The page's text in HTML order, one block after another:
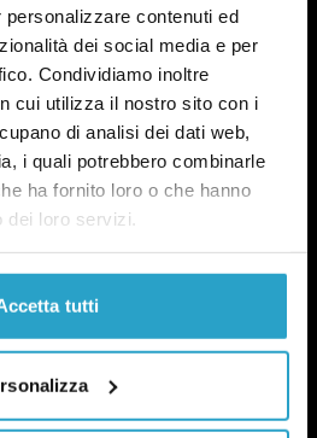
contenuti ed
dei social media e per
Condividiamo inoltre
cui utilizza il nostro sito con i
di analisi dei dati web,
i quali potrebbero combinarle
ha fornito loro o che hanno
loro servizi.
tutti
GENERE
proviamo a capire perché le
.